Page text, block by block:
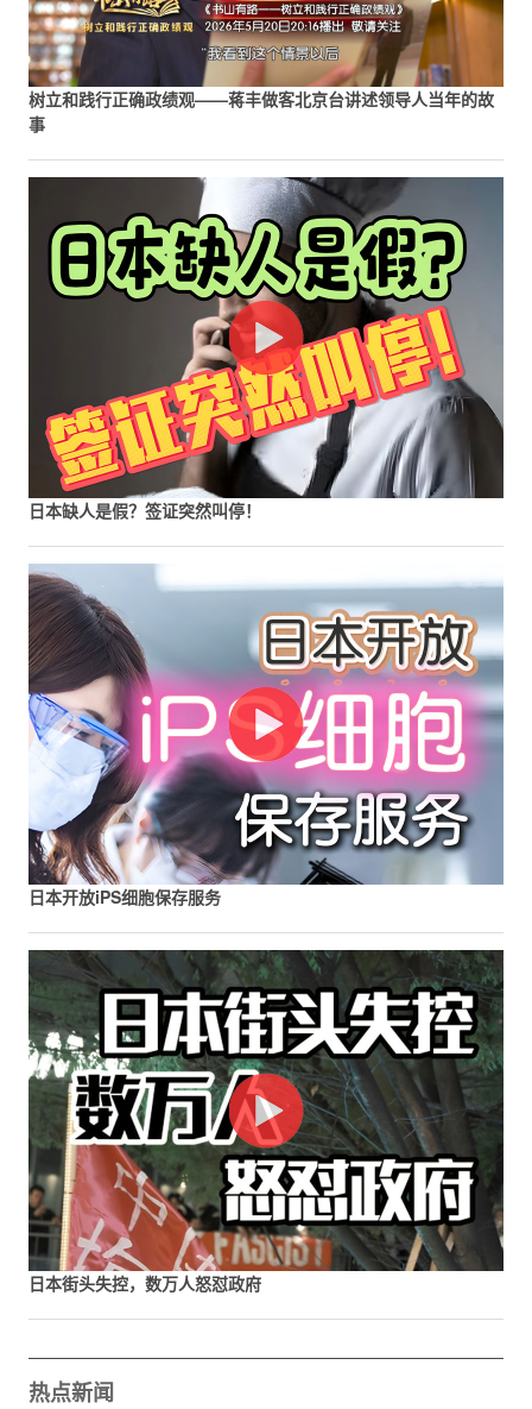
树立和践行正确政绩观——蒋丰做客北京台讲述领导人当年的故
事
日本缺人是假？签证突然叫停！
日本开放iPS细胞保存服务
日本街头失控，数万人怒怼政府
热点新闻